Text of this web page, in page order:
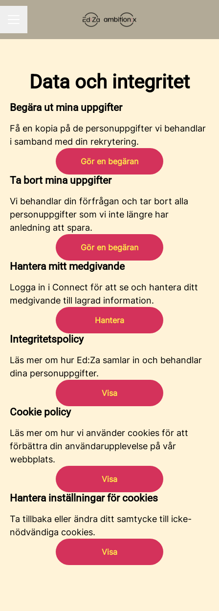
Data och integritet
Begära ut mina uppgifter
Få en kopia på de personuppgifter vi behandlar
i samband med din rekrytering.
Gör en begäran
Ta bort mina uppgifter
Vi behandlar din förfrågan och tar bort alla
personuppgifter som vi inte längre har
anledning att spara.
Gör en begäran
Hantera mitt medgivande
Logga in i Connect för att se och hantera ditt
medgivande till lagrad information.
Hantera
Integritetspolicy
Läs mer om hur Ed:Za samlar in och behandlar
dina personuppgifter.
Visa
Cookie policy
Läs mer om hur vi använder cookies för att
förbättra din användarupplevelse på vår
webbplats.
Visa
Hantera inställningar för cookies
Ta tillbaka eller ändra ditt samtycke till icke-
nödvändiga cookies.
Visa